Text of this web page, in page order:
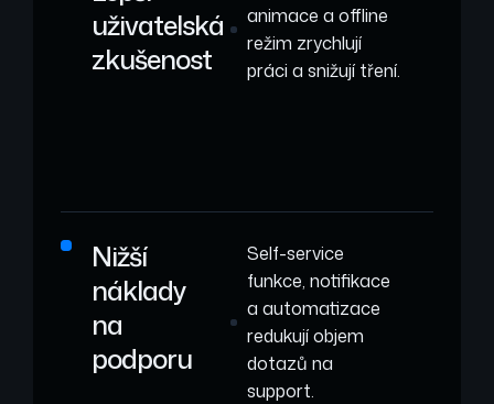
uživatelská
zkušenost
animace a offline
režim zrychlují
práci a snižují tření.
Nižší
náklady
na
podporu
Self-service
funkce, notifikace
a automatizace
redukují objem
dotazů na
support.